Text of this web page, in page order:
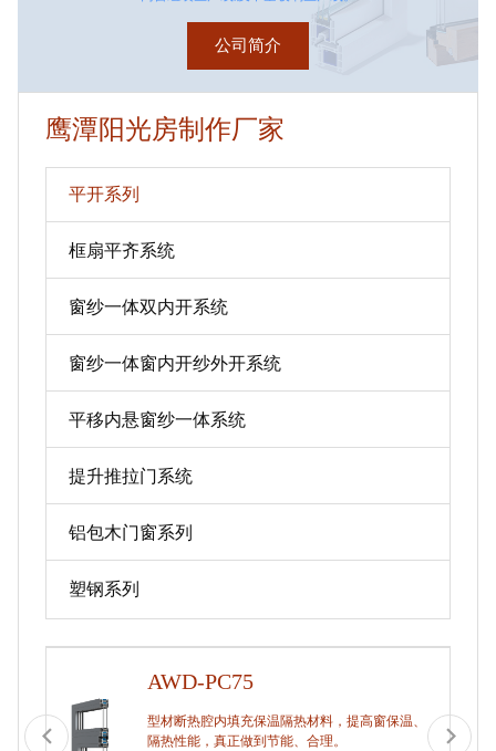
公司简介
鹰潭阳光房制作厂家
平开系列
框扇平齐系统
窗纱一体双内开系统
窗纱一体窗内开纱外开系统
平移内悬窗纱一体系统
提升推拉门系统
铝包木门窗系列
塑钢系列
AWD-PC75
型材断热腔内填充保温隔热材料，提高窗保温、
隔热性能，真正做到节能、合理。